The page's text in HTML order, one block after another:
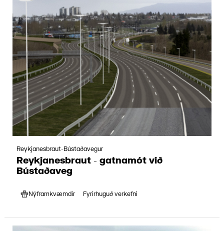
Reykjanesbraut-Bústaðavegur
Reykjanesbraut - gatnamót við
Bústaðaveg
Nýframkvæmdir Fyrirhuguð verkefni